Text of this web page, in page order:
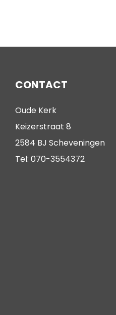
CONTACT
Oude Kerk
Keizerstraat 8
2584 BJ Scheveningen
Tel: 070-3554372